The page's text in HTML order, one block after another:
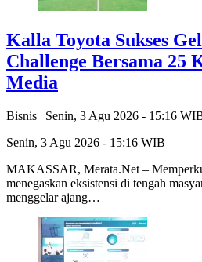
Kalla Toyota Sukses
Challenge Bersama 25
Media
Bisnis | Senin, 3 Agu 2026 - 15:16
Senin, 3 Agu 2026 - 15:16 WIB
MAKASSAR, Merata.Net –
menegaskan eksistensi di tengah
menggelar ajang…